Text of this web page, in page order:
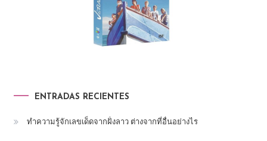
ENTRADAS RECIENTES
ทำความรู้จักเลขเด็ดจากฝั่งลาว ต่างจากที่อื่นอย่างไร